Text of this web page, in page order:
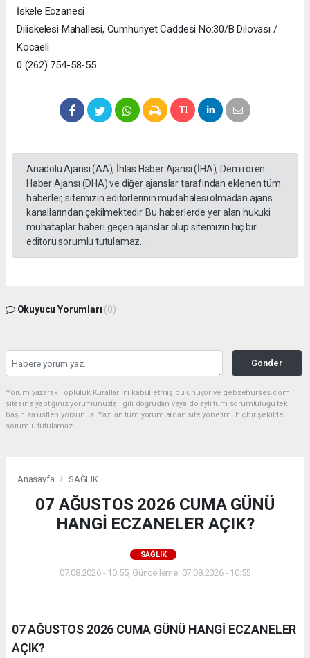
İskele Eczanesi
Diliskelesi Mahallesi, Cumhuriyet Caddesi No:30/B Dilovası /
Kocaeli
0 (262) 754-58-55
Anadolu Ajansı (AA), İhlas Haber Ajansı (İHA), Demirören
Haber Ajansı (DHA) ve diğer ajanslar tarafından eklenen tüm
haberler, sitemizin editörlerinin müdahalesi olmadan ajans
kanallarından çekilmektedir. Bu haberlerde yer alan hukuki
muhataplar haberi geçen ajanslar olup sitemizin hiç bir
editörü sorumlu tutulamaz...
Okuyucu Yorumları (0)
Gönder
Yorum yazarak Topluluk Kuralları’nı kabul etmiş bulunuyor ve gebzehurses.com
sitesine yaptığınız yorumunuzla ilgili doğrudan veya dolaylı tüm sorumluluğu tek
başınıza üstleniyorsunuz. Yazılan tüm yorumlardan site yönetimi hiçbir şekilde
sorumlu tutulamaz.
Anasayfa SAĞLIK
07 AĞUSTOS 2026 CUMA GÜNÜ
HANGİ ECZANELER AÇIK?
SAĞLIK
07.08.2026 - 10:55, Güncelleme: 07.08.2026 - 10:55
07 AĞUSTOS 2026 CUMA GÜNÜ HANGİ ECZANELER
AÇIK?